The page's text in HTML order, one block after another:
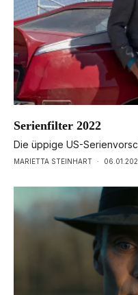
Serienfilter 2022
Die üppige US-
MARIETTA STEINHART ·